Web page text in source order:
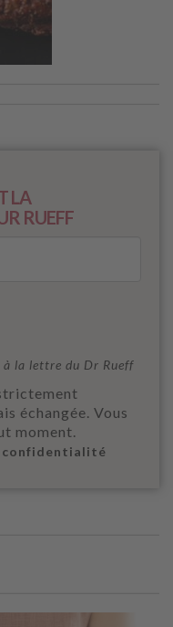
LA
RUEFF
à la lettre du Dr Rueff
échangée. Vous
moment.
confidentialité